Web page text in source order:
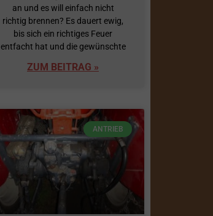
an und es will einfach nicht
richtig brennen? Es dauert ewig,
bis sich ein richtiges Feuer
entfacht hat und die gewünschte
ZUM BEITRAG »
ANTRIEB